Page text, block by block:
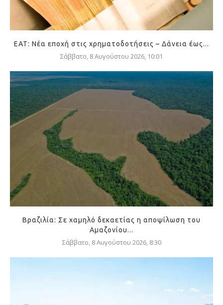
ΕΑΤ: Νέα εποχή στις χρηματοδοτήσεις – Δάνεια έως...
Σάββατο, 8 Αυγούστου 2026, 10:01
Βραζιλία: Σε χαμηλό δεκαετίας η αποψίλωση του
Αμαζονίου...
Σάββατο, 8 Αυγούστου 2026, 8:30